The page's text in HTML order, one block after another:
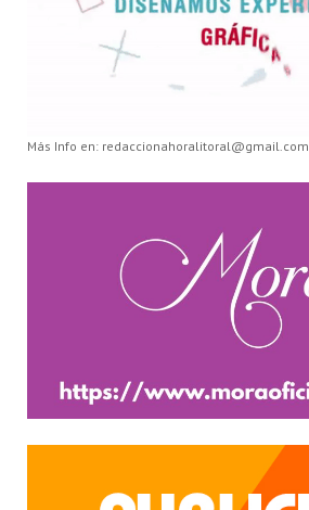
Más Info en: redaccionahoralitoral@gmail.com